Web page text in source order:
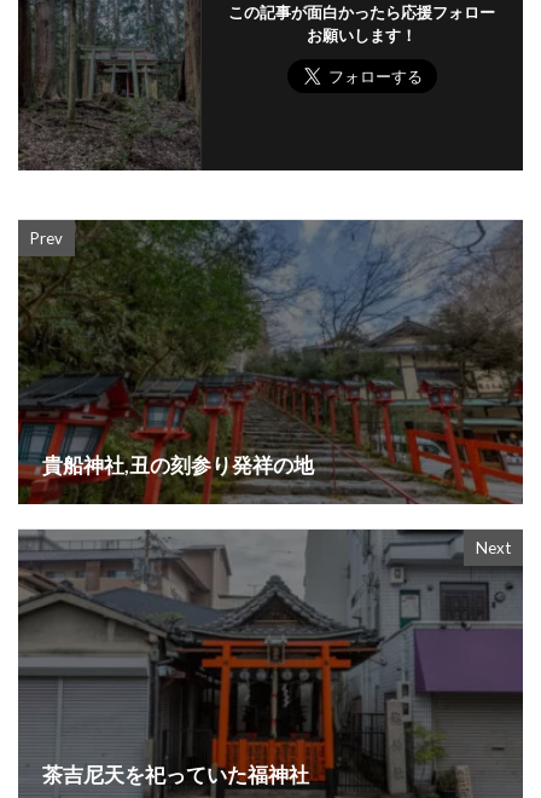
この記事が面白かったら応援フォロー
お願いします！
Prev
貴船神社,丑の刻参り発祥の地
Next
茶吉尼天を祀っていた福神社